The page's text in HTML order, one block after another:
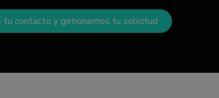
tu contacto y getionamos tu solicitud